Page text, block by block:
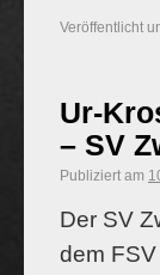
Veröffentlicht
Ur-
– SV
Publiziert am
Der SV
dem